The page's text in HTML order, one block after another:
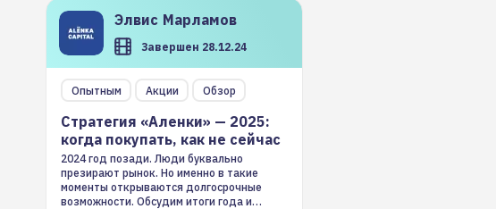
Элвис Марламов
Завершен 28.12.24
Опытным Акции Обзор
Стратегия «Аленки» — 2025:
когда покупать, как не сейчас
2024 год позади. Люди буквально
презирают рынок. Но именно в такие
моменты открываются долгосрочные
возможности. Обсудим итоги года и